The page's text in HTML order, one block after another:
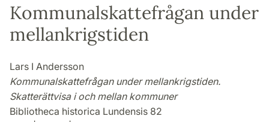
Kommunalskattefrågan under
mellankrigstiden
Lars I Andersson
Kommunalskattefrågan under mellankrigstiden.
Skatterättvisa i och mellan kommuner
Bibliotheca historica Lundensis 82